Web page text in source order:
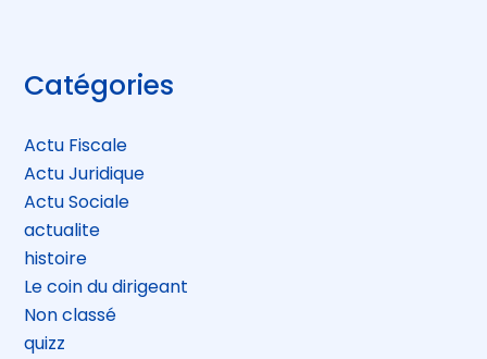
Blog
sidebar
Catégories
Actu Fiscale
Actu Juridique
Actu Sociale
actualite
histoire
Le coin du dirigeant
Non classé
quizz